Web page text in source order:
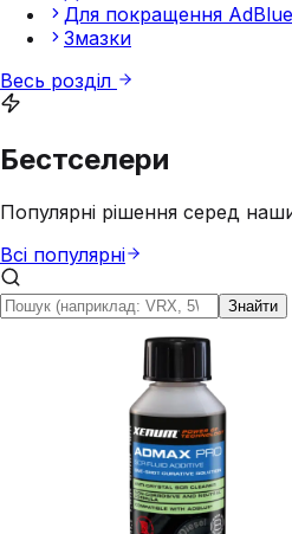
Для покращення AdBlue
Змазки
Весь розділ
Бестселери
Популярні рішення серед
Всі популярні
Знайти